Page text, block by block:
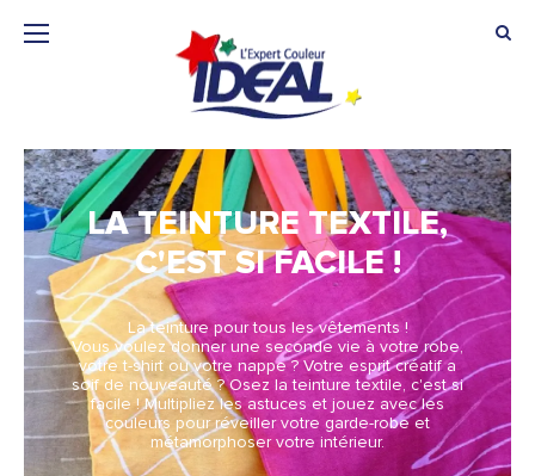
LA TEINTURE TEXTILE,
C'EST SI FACILE !
La teinture pour tous les vêtements !
Vous voulez donner une seconde vie à votre robe,
votre t-shirt ou votre nappe ? Votre esprit créatif a
soif de nouveauté ? Osez la teinture textile, c'est si
facile ! Multipliez les astuces et jouez avec les
couleurs pour réveiller votre garde-robe et
métamorphoser votre intérieur.